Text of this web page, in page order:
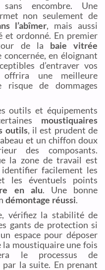
encombre. Une
non seulement de
l’abîmer, mais aussi
et ordonné. En premier
de la baie vitrée
en éloignant
d’entraver vos
offrira une meilleure
de dommages
outils et équipements
moustiquaires
outils, il est prudent de
et un chiffon doux
des composants.
la zone de travail est
facilement les
les éventuels points
en alu. Une bonne
démontage réussi.
vérifiez la stabilité de
gants de protection si
espace pour déposer
la moustiquaire une fois
le processus de
par la suite. En prenant